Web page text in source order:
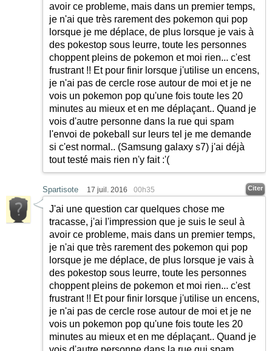
avoir ce probleme, mais dans un premier temps,
je n'ai que très rarement des pokemon qui pop
lorsque je me déplace, de plus lorsque je vais à
des pokestop sous leurre, toute les personnes
choppent pleins de pokemon et moi rien... c'est
frustrant !! Et pour finir lorsque j'utilise un encens,
je n'ai pas de cercle rose autour de moi et je ne
vois un pokemon pop qu'une fois toute les 20
minutes au mieux et en me déplaçant.. Quand je
vois d'autre personne dans la rue qui spam
l'envoi de pokeball sur leurs tel je me demande
si c'est normal.. (Samsung galaxy s7) j'ai déjà
tout testé mais rien n'y fait :'(
Spartisote 17 juil. 2016 00h35 Citer
J'ai une question car quelques chose me
tracasse, j'ai l'impression que je suis le seul à
avoir ce probleme, mais dans un premier temps,
je n'ai que très rarement des pokemon qui pop
lorsque je me déplace, de plus lorsque je vais à
des pokestop sous leurre, toute les personnes
choppent pleins de pokemon et moi rien... c'est
frustrant !! Et pour finir lorsque j'utilise un encens,
je n'ai pas de cercle rose autour de moi et je ne
vois un pokemon pop qu'une fois toute les 20
minutes au mieux et en me déplaçant.. Quand je